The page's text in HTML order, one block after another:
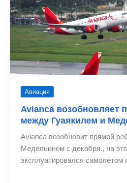
Сальвадором
Авиация
Avianca возобновляет
между Гуаякилем и
Avianca возобновит прямой
Медельином с декабря., на
эксплуатировался самолетом